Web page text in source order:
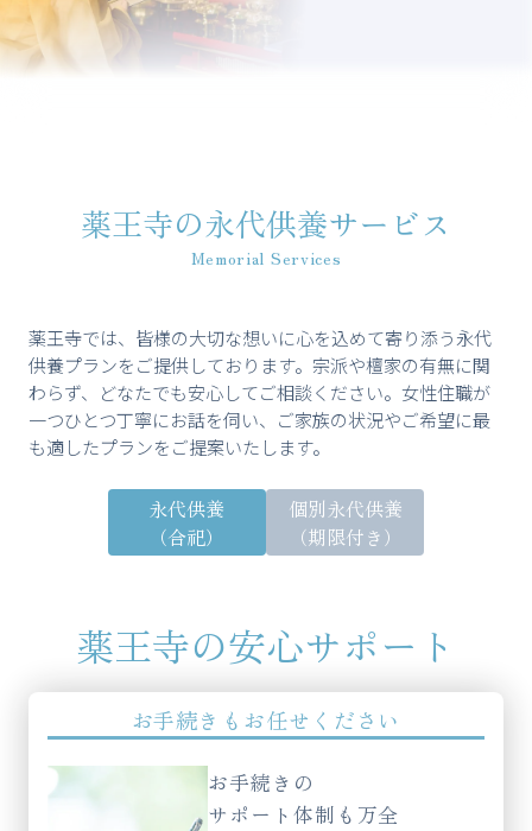
薬王寺の永代供養サービス
Memorial Services
薬王寺では、皆様の大切な想いに心を込めて寄り添う永代
供養プランをご提供しております。宗派や檀家の有無に関
わらず、どなたでも安心してご相談ください。女性住職が
一つひとつ丁寧にお話を伺い、ご家族の状況やご希望に最
も適したプランをご提案いたします。
永代供養
（合祀）
個別永代供養
（期限付き）
薬王寺の安心サポート
お手続きもお任せください
お手続きの
サポート体制も万全